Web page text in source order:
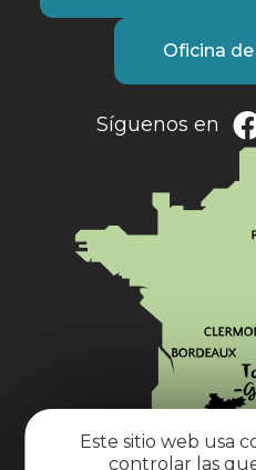
Este sitio web usa
controlar las
Oficina
Síguenos en